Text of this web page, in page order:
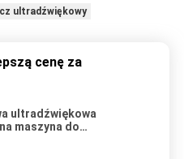
ultradźwiękowy
cenę za
ultradźwiękowa
maszyna do